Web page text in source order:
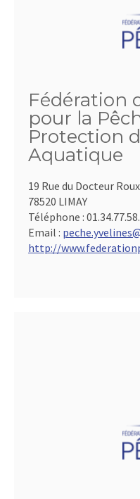
Fédération
pour la
Protection
Aquatique
19 Rue du Docteur Roux
78520 LIMAY
Téléphone :
Email :
http://